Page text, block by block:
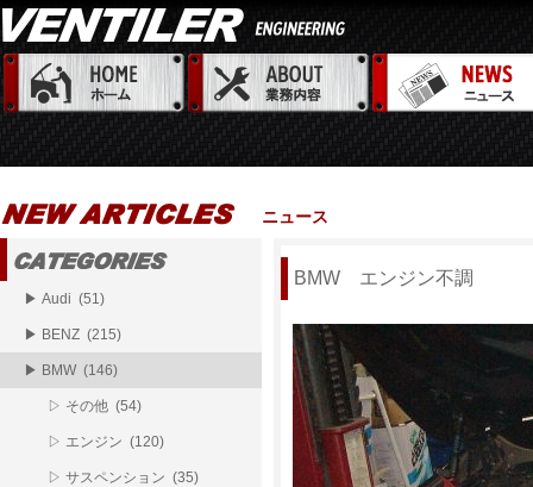
ニュース
BMW エンジン不調
▶ Audi (51)
▶ BENZ (215)
▶ BMW (146)
▷ その他 (54)
▷ エンジン (120)
▷ サスペンション (35)